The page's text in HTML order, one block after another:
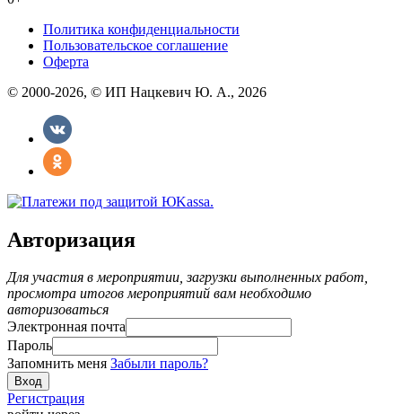
Политика конфиденциальности
Пользовательское соглашение
Оферта
© 2000-2026, © ИП Нацкевич Ю. А., 2026
Авторизация
Для участия в мероприятии, загрузки выполненных работ,
просмотра итогов мероприятий вам необходимо
авторизоваться
Электронная почта
Пароль
Запомнить меня Забыли пароль?
Регистрация